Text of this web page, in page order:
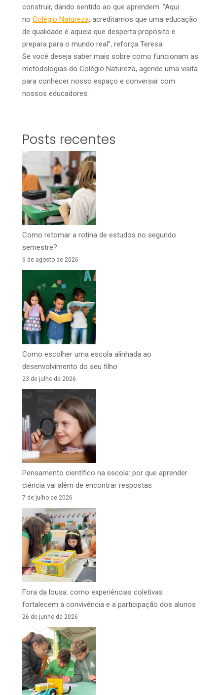
construir, dando sentido ao que aprendem. “Aqui
no Colégio Natureza, acreditamos que uma educação
de qualidade é aquela que desperta propósito e
prepara para o mundo real”, reforça Teresa.
Se você deseja saber mais sobre como funcionam as
metodologias do Colégio Natureza, agende uma visita
para conhecer nosso espaço e conversar com
nossos educadores.
Posts recentes
Como retomar a rotina de estudos no segundo
semestre?
6 de agosto de 2026
Como escolher uma escola alinhada ao
desenvolvimento do seu filho
23 de julho de 2026
Pensamento científico na escola: por que aprender
ciência vai além de encontrar respostas
7 de julho de 2026
Fora da lousa: como experiências coletivas
fortalecem a convivência e a participação dos alunos
26 de junho de 2026